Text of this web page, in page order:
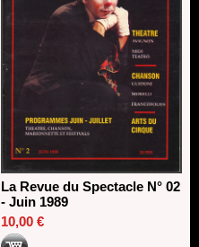
La Revue du Spectacle N° 02
- Juin 1989
10,00 €